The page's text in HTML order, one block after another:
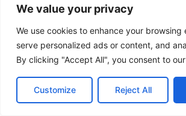
We value your privacy
We use cookies to enhance your browsing
serve personalized ads or content, and
By clicking "Accept All", you consent to
Customize Reject All
Chen décrit comme » le seul laboratoire
connu publiquement. » Chen ajoute : «
Gayle [Bernabe] à l’OGR et elle peut
responsables de programmes ayant le
« Ces courriels fournissent des